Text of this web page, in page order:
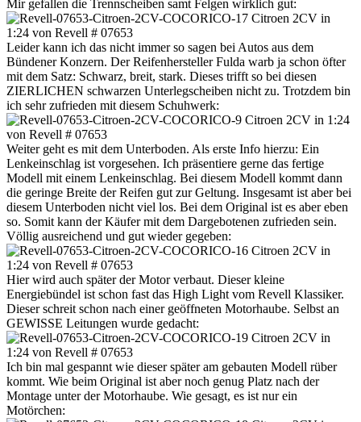
Mir gefallen die Trennscheiben samt Felgen wirklich gut:
Leider kann ich das nicht immer so sagen bei Autos aus dem
Bündener Konzern. Der Reifenhersteller Fulda warb ja schon öfter
mit dem Satz: Schwarz, breit, stark. Dieses trifft so bei diesen
ZIERLICHEN schwarzen Unterlegscheiben nicht zu. Trotzdem bin
ich sehr zufrieden mit diesem Schuhwerk:
Weiter geht es mit dem Unterboden. Als erste Info hierzu: Ein
Lenkeinschlag ist vorgesehen. Ich präsentiere gerne das fertige
Modell mit einem Lenkeinschlag. Bei diesem Modell kommt dann
die geringe Breite der Reifen gut zur Geltung. Insgesamt ist aber bei
diesem Unterboden nicht viel los. Bei dem Original ist es aber eben
so. Somit kann der Käufer mit dem Dargebotenen zufrieden sein.
Völlig ausreichend und gut wieder gegeben:
Hier wird auch später der Motor verbaut. Dieser kleine
Energiebündel ist schon fast das High Light vom Revell Klassiker.
Dieser schreit schon nach einer geöffneten Motorhaube. Selbst an
GEWISSE Leitungen wurde gedacht:
Ich bin mal gespannt wie dieser später am gebauten Modell rüber
kommt. Wie beim Original ist aber noch genug Platz nach der
Montage unter der Motorhaube. Wie gesagt, es ist nur ein
Motörchen: